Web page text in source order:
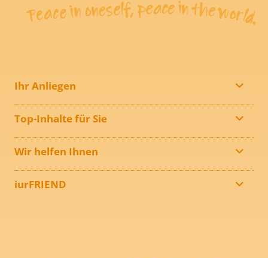
Ihr Anliegen
Top-Inhalte für Sie
Wir helfen Ihnen
iurFRIEND